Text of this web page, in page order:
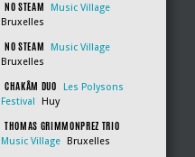
NO STEAM
Music Village
Bruxelles
NO STEAM
Music Village
Bruxelles
CHAKÂM DUO
Les Polysons
Festival
Huy
THOMAS GRIMMONPREZ TRIO
Music Village Bruxelles